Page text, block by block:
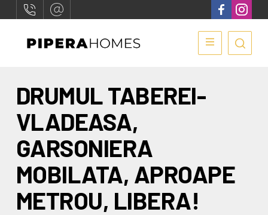
DRUMUL TABEREI-
VLADEASA,
GARSONIERA
MOBILATA, APROAPE
METROU, LIBERA!